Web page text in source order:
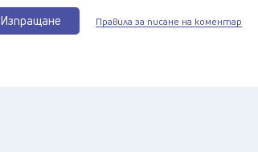
Изпращане Правила за писане на коментар